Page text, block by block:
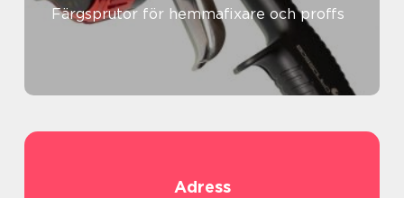
Färgsprutor för hemmafixare och proffs
Adress